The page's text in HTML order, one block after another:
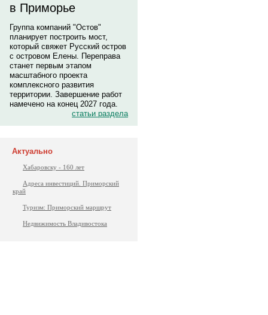
в Приморье
Группа компаний "Остов"
планирует построить мост,
который свяжет Русский остров
с островом Елены. Переправа
станет первым этапом
масштабного проекта
комплексного развития
территории. Завершение работ
намечено на конец 2027 года.
статьи раздела
Актуально
Хабаровску - 160 лет
Адреса инвестиций. Приморский
край
Туризм: Приморский маршрут
Недвижимость Владивостока